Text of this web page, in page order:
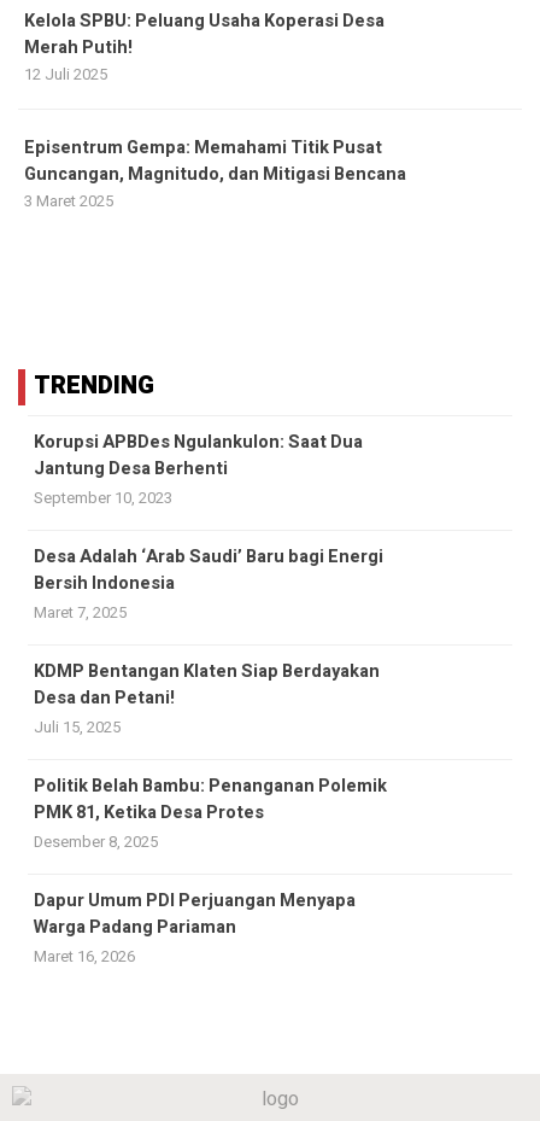
Kelola SPBU: Peluang Usaha Koperasi Desa
Merah Putih!
12 Juli 2025
Episentrum Gempa: Memahami Titik Pusat
Guncangan, Magnitudo, dan Mitigasi Bencana
3 Maret 2025
TRENDING
Korupsi APBDes Ngulankulon: Saat Dua
Jantung Desa Berhenti
September 10, 2023
Desa Adalah ‘Arab Saudi’ Baru bagi Energi
Bersih Indonesia
Maret 7, 2025
KDMP Bentangan Klaten Siap Berdayakan
Desa dan Petani!
Juli 15, 2025
Politik Belah Bambu: Penanganan Polemik
PMK 81, Ketika Desa Protes
Desember 8, 2025
Dapur Umum PDI Perjuangan Menyapa
Warga Padang Pariaman
Maret 16, 2026